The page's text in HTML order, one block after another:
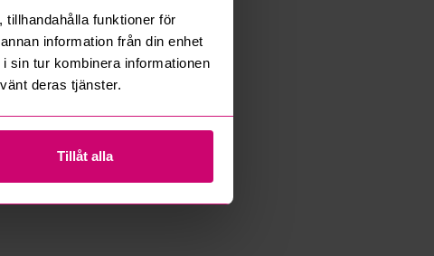
tillhandahålla funktioner för
information från din enhet
sin tur kombinera informationen
deras tjänster.
Tillåt alla